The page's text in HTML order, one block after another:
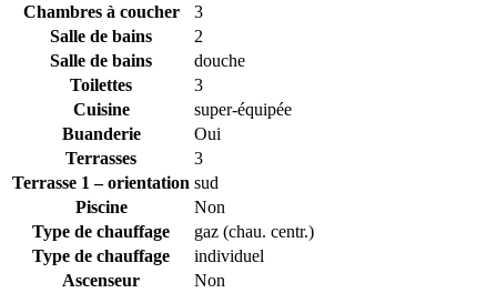
Chambres à coucher
3
Salle de bains
2
Salle de bains
douche
Toilettes
3
Cuisine
super-équipée
Buanderie
Oui
Terrasses
3
Terrasse 1 – orientation sud
Piscine
Non
Type de chauffage
gaz (chau. centr.)
Type de chauffage
individuel
Ascenseur
Non